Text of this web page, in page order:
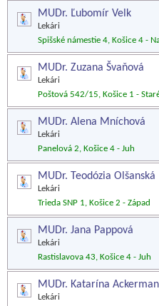
MUDr. Ľubomír Velk
Lekári
Spišské námestie 4, Košice 4 -
MUDr. Zuzana Švaňová
Lekári
Poštová 542/15, Košice 1 -
MUDr. Alena Mníchová
Lekári
Panelová 2, Košice 4 - Juh
MUDr. Teodózia Olšanská
Lekári
Trieda SNP 1, Košice 2 - Západ
MUDr. Jana Pappová
Lekári
Rastislavova 43, Košice 4 - Juh
MUDr. Katarína
Lekári